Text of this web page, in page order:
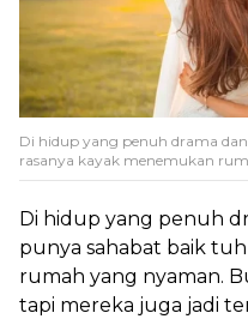
Di hidup yang penuh drama
rasanya kayak menemukan
Di hidup yang penuh
punya sahabat baik
rumah yang nyaman.
tapi mereka juga jadi